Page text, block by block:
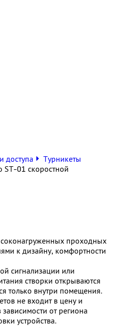
доступа
Турникеты
ST-01 скоростной
проходных
к дизайну, комфортности
сигнализации или
створки открываются
только внутри помещения.
не входит в цену и
зависимости от региона
устройства.